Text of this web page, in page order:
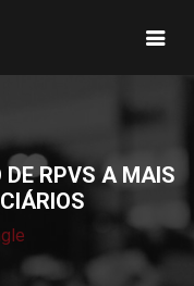
RPVS A MAIS